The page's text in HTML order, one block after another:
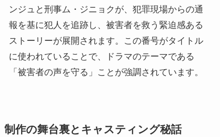
ンジュと刑事ム・ジニョクが、犯罪現場からの通
報を基に犯人を追跡し、被害者を救う緊迫感ある
ストーリーが展開されます。この番号がタイトル
に使われていることで、ドラマのテーマである
「被害者の声を守る」ことが強調されています。
制作の舞台裏とキャスティング秘話